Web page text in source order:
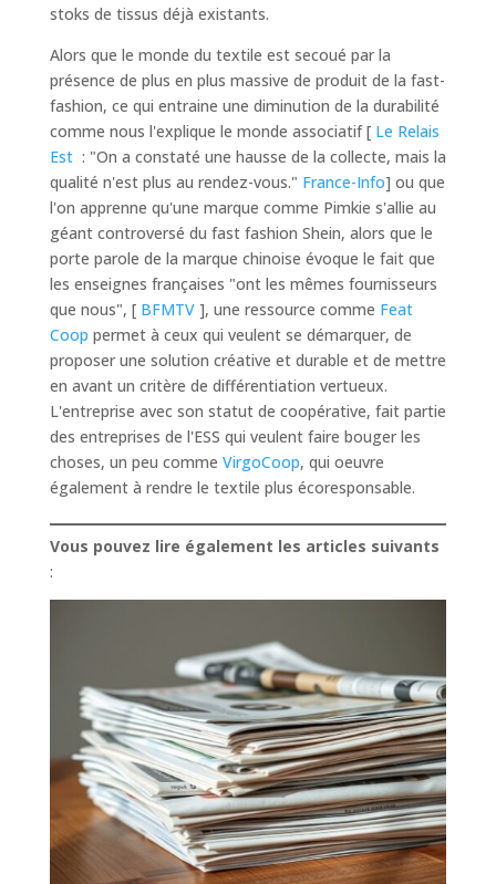
stoks de tissus déjà existants.
Alors que le monde du textile est secoué par la
présence de plus en plus massive de produit de la fast-
fashion, ce qui entraine une diminution de la durabilité
comme nous l'explique le monde associatif [ Le Relais
Est: "On a constaté une hausse de la collecte, mais la
qualité n'est plus au rendez-vous." France-Info] ou que
l'on apprenne qu'une marque comme Pimkie s'allie au
géant controversé du fast fashion Shein, alors que le
porte parole de la marque chinoise évoque le fait que
les enseignes françaises "ont les mêmes fournisseurs
que nous", [ BFMTV], une ressource comme Feat
Coop permet à ceux qui veulent se démarquer, de
proposer une solution créative et durable et de mettre
en avant un critère de différentiation vertueux.
L'entreprise avec son statut de coopérative, fait partie
des entreprises de l'ESS qui veulent faire bouger les
choses, un peu comme VirgoCoop, qui oeuvre
également à rendre le textile plus écoresponsable.
Vous pouvez lire également les articles suivants
: